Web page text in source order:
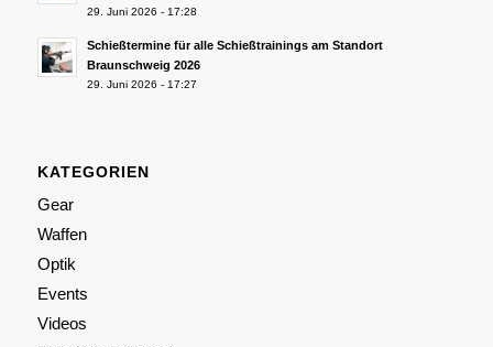
29. Juni 2026 - 17:28
Schießtermine für alle Schießtrainings am Standort
Braunschweig 2026
29. Juni 2026 - 17:27
KATEGORIEN
Gear
Waffen
Optik
Events
Videos